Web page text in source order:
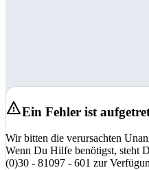
Ein Fehler ist
Wir bitten die verursachten
Wenn Du Hilfe benötigst, steht
(0)30 - 81097 - 601 zur